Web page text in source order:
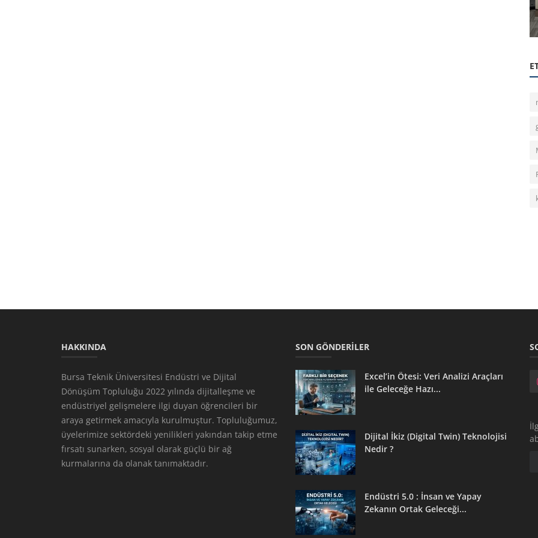
HAKKINDA
Bursa Teknik Üniversitesi Endüstri ve Dijital
Dönüşüm Topluluğu 2022 yılında dijitalleşme ve
endüstriyel gelişmelere ilgi duyan öğrencileri bir
araya getirmek amacıyla kurulmuştur. Topluluğumuz,
üyelerimize sektördeki yenilikleri yakından takip etme
fırsatı sunarken, sosyal olarak güçlü bir ağ
kurmalarına da olanak tanımaktadır.
SON GÖNDERILER
Excel’in Ötesi: Veri Analizi Araçları
ile Geleceğe Hazı...
Dijital İkiz (Digital Twin) Teknolojisi
Nedir ?
Endüstri 5.0 : İnsan ve Yapay
Zekanın Ortak Geleceği...